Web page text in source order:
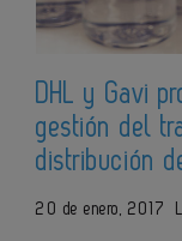
DHL y Gavi
gestión del
distribución
20 de enero, 2017